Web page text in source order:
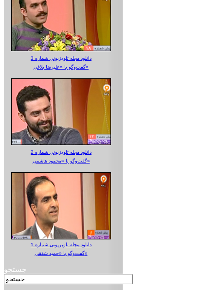
دانلود مجله تلویزیونی شماره 3
گفت‌وگو با «علیرضا بلاغی»
دانلود مجله تلویزیونی شماره 2
گفت‌وگو با «محمود هاشمی»
دانلود مجله تلویزیونی شماره 1
گفت‌وگو با «حمید شفقی»
جستجو